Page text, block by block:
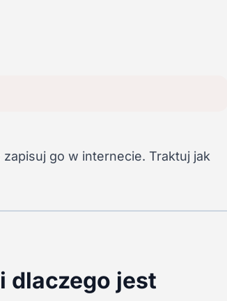
go w internecie. Traktuj jak
dlaczego jest